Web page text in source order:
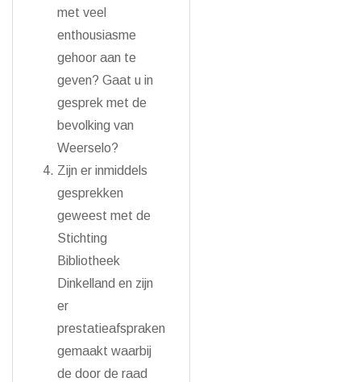
met veel
enthousiasme
gehoor aan te
geven? Gaat u in
gesprek met de
bevolking van
Weerselo?
Zijn er inmiddels
gesprekken
geweest met de
Stichting
Bibliotheek
Dinkelland en zijn
er
prestatieafspraken
gemaakt waarbij
de door de raad